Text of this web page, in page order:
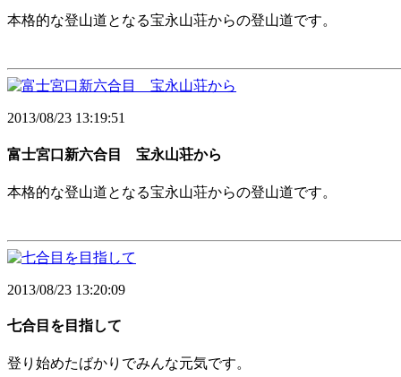
本格的な登山道となる宝永山荘からの登山道です。
2013/08/23 13:19:51
富士宮口新六合目 宝永山荘から
本格的な登山道となる宝永山荘からの登山道です。
2013/08/23 13:20:09
七合目を目指して
登り始めたばかりでみんな元気です。